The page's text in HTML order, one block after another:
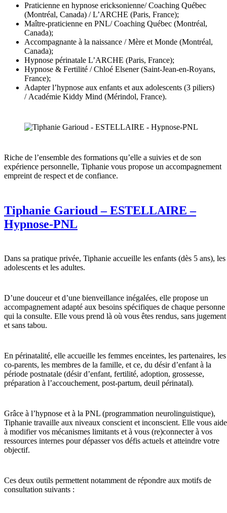
Praticienne en hypnose ericksonienne/ Coaching Québec
(Montréal, Canada) / L’ARCHE (Paris, France);
Maître-praticienne en PNL/ Coaching Québec (Montréal,
Canada);
Accompagnante à la naissance / Mère et Monde (Montréal,
Canada);
Hypnose périnatale L’ARCHE (Paris, France);
Hypnose & Fertilité / Chloé Elsener (Saint-Jean-en-Royans,
France);
Adapter l’hypnose aux enfants et aux adolescents (3 piliers)
/ Académie Kiddy Mind (Mérindol, France).
Riche de l’ensemble des formations qu’elle a suivies et de son
expérience personnelle, Tiphanie vous propose un accompagnement
empreint de respect et de confiance.
Tiphanie Garioud – ESTELLAIRE –
Hypnose-PNL
Dans sa pratique privée, Tiphanie accueille les enfants (dès 5 ans), les
adolescents et les adultes.
D’une douceur et d’une bienveillance inégalées, elle propose un
accompagnement adapté aux besoins spécifiques de chaque personne
qui la consulte. Elle vous prend là où vous êtes rendus, sans jugement
et sans tabou.
En périnatalité, elle accueille les femmes enceintes, les partenaires, les
co-parents, les membres de la famille, et ce, du désir d’enfant à la
période postnatale (désir d’enfant, fertilité, adoption, grossesse,
préparation à l’accouchement, post-partum, deuil périnatal).
Grâce à l’hypnose et à la PNL (programmation neurolinguistique),
Tiphanie travaille aux niveaux conscient et inconscient. Elle vous aide
à modifier vos mécanismes limitants et à vous (re)connecter à vos
ressources internes pour dépasser vos défis actuels et atteindre votre
objectif.
Ces deux outils permettent notamment de répondre aux motifs de
consultation suivants :